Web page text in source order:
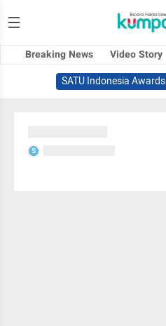
Breaking News Video Story
SATU Indonesia Awards
S